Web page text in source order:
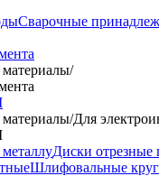
Сварочные
/
/Для
Диски отрезные
Шлифовальные